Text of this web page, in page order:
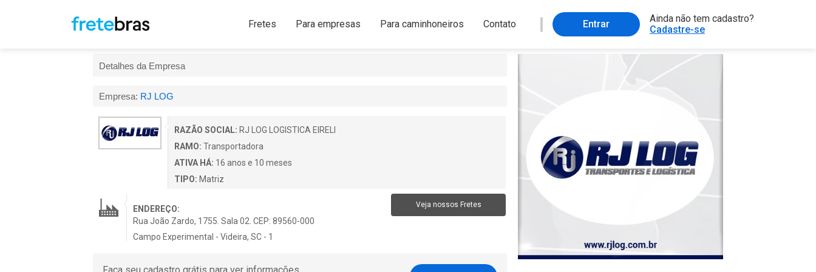
Fretes Para empresas Para caminhoneiros Contato Entrar
Ainda não tem cadastro?
Cadastre-se
Detalhes da Empresa
Empresa: RJ LOG
RAZÃO SOCIAL: RJ LOG LOGISTICA EIRELI
RAMO: Transportadora
ATIVA HÁ: 16 anos e 10 meses
TIPO: Matriz
ENDEREÇO:
Rua João Zardo, 1755. Sala 02. CEP: 89560-000
Campo Experimental - Videira, SC - 1
Veja nossos Fretes